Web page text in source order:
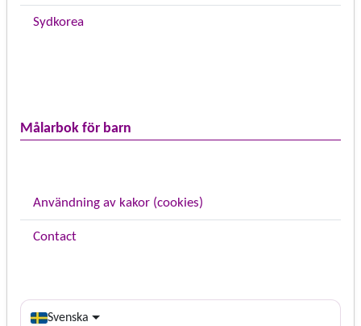
Sydkorea
Målarbok för barn
Användning av kakor (cookies)
Contact
Svenska